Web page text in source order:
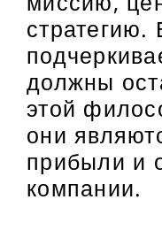
должны
этой
они
прибыли и
компании.